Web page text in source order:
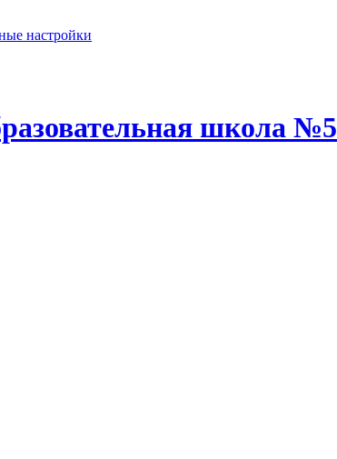
настройки
школа №5